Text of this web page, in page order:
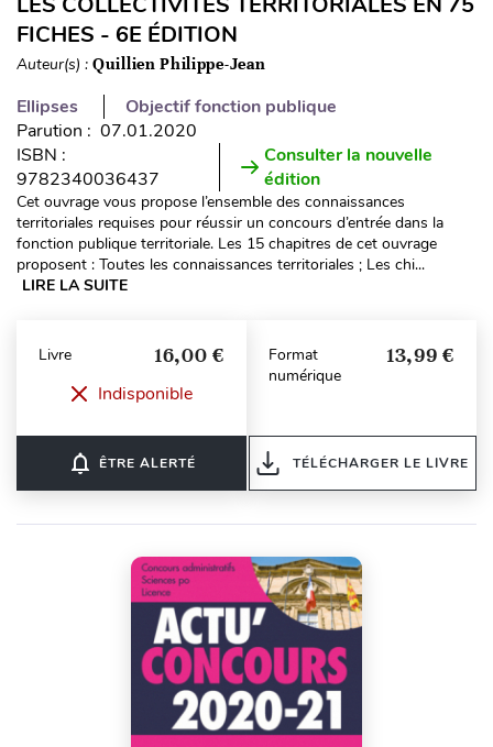
FICHES - 6E ÉDITION
Auteur(s) : Quillien Philippe-Jean
Ellipses
Objectif fonction publique
Parution : 07.01.2020
ISBN :
9782340036437
Consulter la nouvelle
édition
Cet ouvrage vous propose l’ensemble des connaissances
territoriales requises pour réussir un concours d’entrée dans la
fonction publique territoriale. Les 15 chapitres de cet ouvrage
proposent : Toutes les connaissances territoriales ; Les chi...
LIRE LA SUITE
Livre 16,00 €
Indisponible
notifications_none ÊTRE ALERTÉ
Format
numérique
13,99 €
TÉLÉCHARGER LE LIVRE